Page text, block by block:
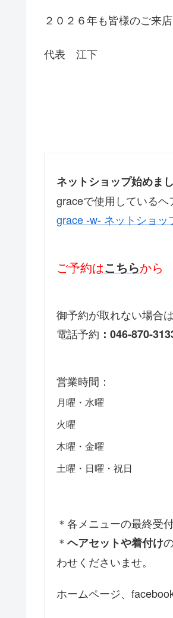
２０２６年も皆様のご来
代表 江下
ネットショップ始めまし
graceで使用しているヘ
grace -w- ネットショッ
ご予約はこちらから
御予約が取れない場合
電話予約 ：046-870-
営業時間：
月曜・水曜
火曜
木曜・金曜
土曜・日曜・祝日
＊各メニューの最終受
＊ヘアセットや着付け
わせくださいませ。
ホームページ、